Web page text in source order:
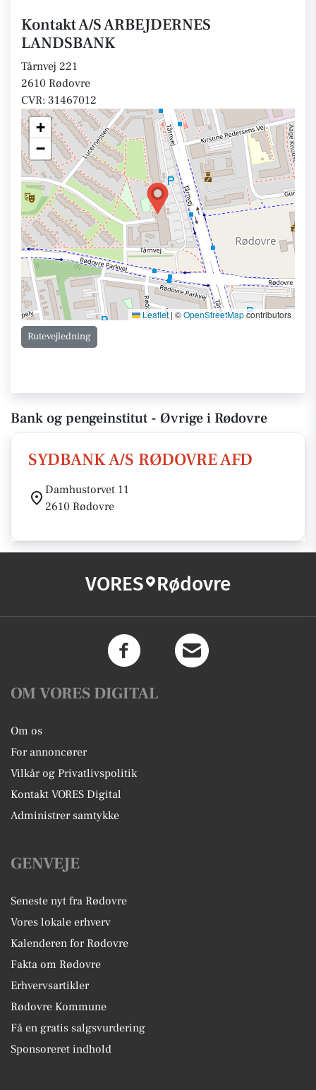
Kontakt A/S ARBEJDERNES
LANDSBANK
Tårnvej 221
2610 Rødovre
CVR: 31467012
+
−
Leaflet | ©OpenStreetMapcontributors
Rutevejledning
Bank og pengeinstitut - Øvrige i Rødovre
SYDBANK A/S RØDOVRE AFD
Damhustorvet 11
2610 Rødovre
VORES Rødovre
OM VORES DIGITAL
Om os
For annoncører
Vilkår og Privatlivspolitik
Kontakt VORES Digital
Administrer samtykke
GENVEJE
Seneste nyt fra Rødovre
Vores lokale erhverv
Kalenderen for Rødovre
Fakta om Rødovre
Erhvervsartikler
Rødovre Kommune
Få en gratis salgsvurdering
Sponsoreret indhold